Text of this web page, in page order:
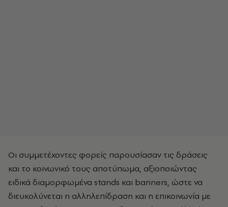
Οι συμμετέχοντες φορείς παρουσίασαν τις δράσεις
και το κοινωνικό τους αποτύπωμα, αξιοποιώντας
ειδικά διαμορφωμένα stands και banners, ώστε να
διευκολύνεται η αλληλεπίδραση και η επικοινωνία με